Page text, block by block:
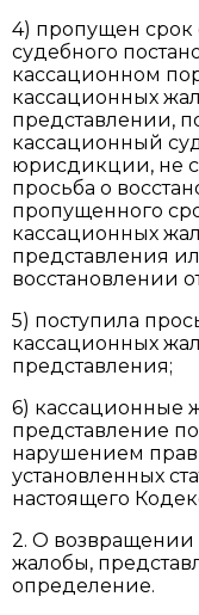
4) пропущен срок
судебного
кассационном
кассационных
представлении,
кассационный
юрисдикции, не
просьба о
пропущенного
кассационных
представления
восстановлении
5) поступила
кассационных
представления;
6) кассационные
представление
нарушением
установленных
настоящего
2. О возвращении
жалобы,
определение.